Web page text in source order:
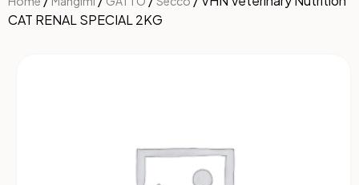
CAT RENAL SPECIAL 2KG